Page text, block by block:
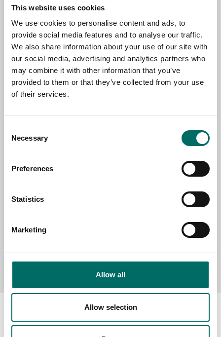
This website uses cookies
We use cookies to personalise content and ads, to
provide social media features and to analyse our traffic.
We also share information about your use of our site with
our social media, advertising and analytics partners who
may combine it with other information that you’ve
provided to them or that they’ve collected from your use
of their services.
Selection
Necessary
Preferences
Statistics
Marketing
Allow all
Allow selection
TOPIC
NAME
SELECT COUNTRY
Send message